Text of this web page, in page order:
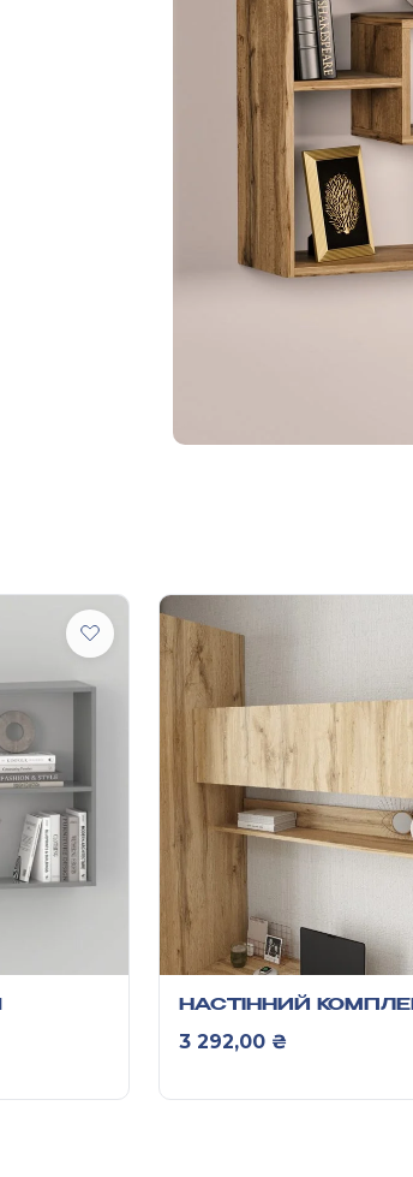
НАСТІННИЙ
3 292,00 ₴